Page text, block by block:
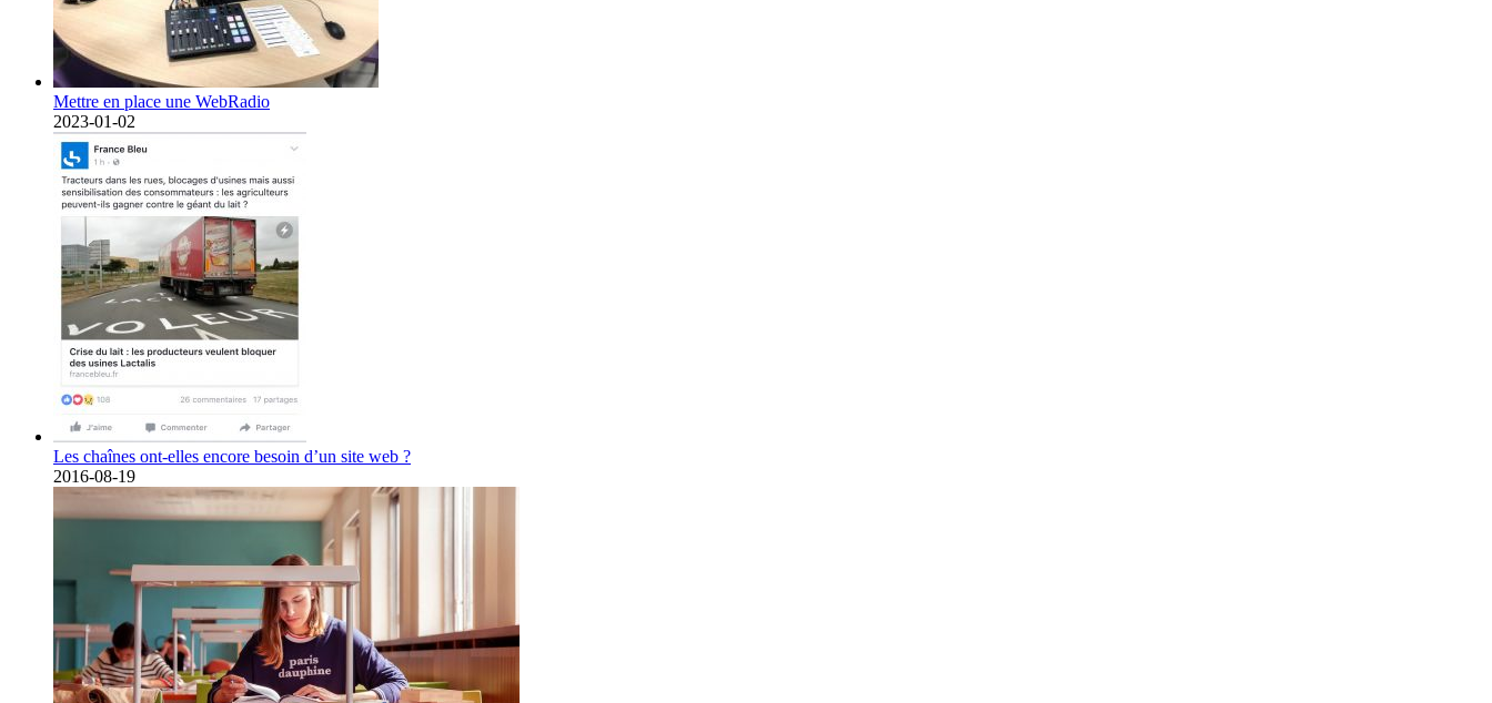
Mettre en place une WebRadio
2023-01-02
Les chaînes ont-elles encore besoin d’un site web ?
2016-08-19